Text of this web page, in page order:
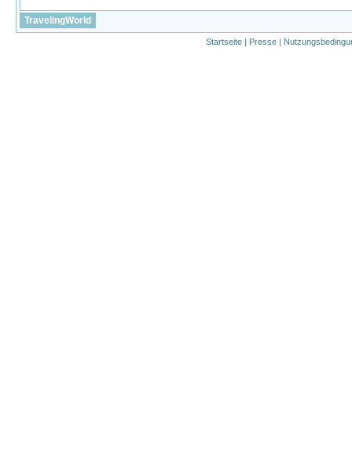
TravelingWorld
Startseite | Presse |